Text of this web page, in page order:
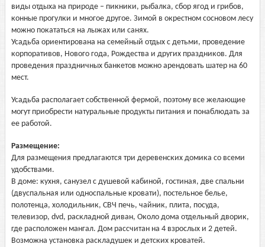
виды отдыха на природе – пикники, рыбалка, сбор ягод и грибов,
конные прогулки и многое другое. Зимой в окрестном сосновом лесу
можно покататься на лыжах или санях.
Усадьба ориентирована на семейный отдых с детьми, проведение
корпоративов, Нового года, Рождества и других праздников. Для
проведения праздничных банкетов можно арендовать шатер на 60
мест.
Усадьба располагает собственной фермой, поэтому все желающие
могут приобрести натуральные продукты питания и понаблюдать за
ее работой.
Размещение:
Для размещения предлагаются три деревенских домика со всеми
удобствами.
В доме: кухня, санузел с душевой кабиной, гостиная, две спальни
(двуспальная или односпальные кровати), постельное белье,
полотенца, холодильник, СВЧ печь, чайник, плита, посуда,
телевизор, dvd, раскладной диван, Около дома отдельный дворик,
где расположен мангал. Дом рассчитан на 4 взрослых и 2 детей.
Возможна установка раскладушек и детских кроватей.